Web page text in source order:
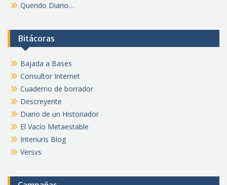
Querido Diario…
Bitácoras
Bajada a Bases
Consultor Internet
Cuaderno de borrador
Descreyente
Diario de un Historiador
El Vacío Metaestable
Interiuris Blog
Versvs